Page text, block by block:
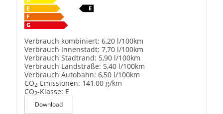
Verbrauch kombiniert: 6,20 l/100km
Verbrauch Innenstadt: 7,70 l/100km
Verbrauch Stadtrand: 5,90 l/100km
Verbrauch Landstraße: 5,40 l/100km
Verbrauch Autobahn: 6,50 l/100km
CO2-Emissionen: 141,00 g/km
CO2-Klasse: E
Download